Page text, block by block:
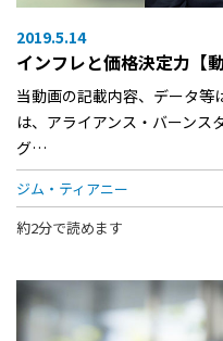
2019.5.14
インフレと価格決定力【動
当動画の記載内容、データ
は、アライアンス・バーンス
グ…
ジム・ティアニー
約2分で読めます